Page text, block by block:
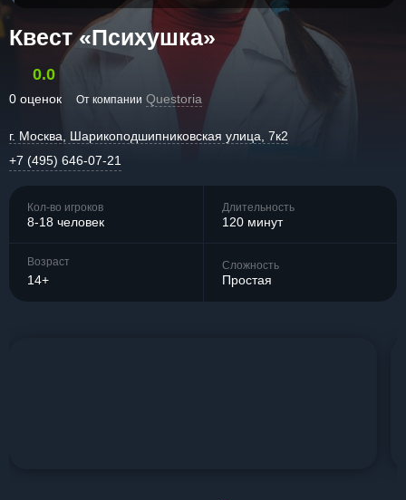
Квест «Психушка»
0.0
0 оценок От компании Questoria
г. Москва, Шарикоподшипниковская улица, 7к2
+7 (495) 646-07-21
Кол-во игроков
8-18 человек
Длительность
120 минут
Возраст
14+
Сложность
Простая